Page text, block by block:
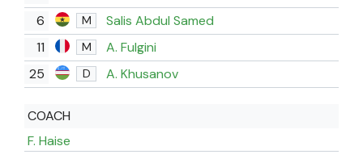
6
M
Salis Abdul Samed
11
M
A. Fulgini
25
D A. Khusanov
COACH
F. Haise